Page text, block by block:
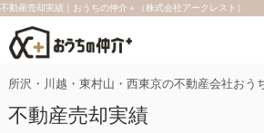
不動産売却実績｜おうちの仲介＋（株式会社アークレスト）
所沢・川越・東村山・西東京の不動産会社お
不動産売却実績